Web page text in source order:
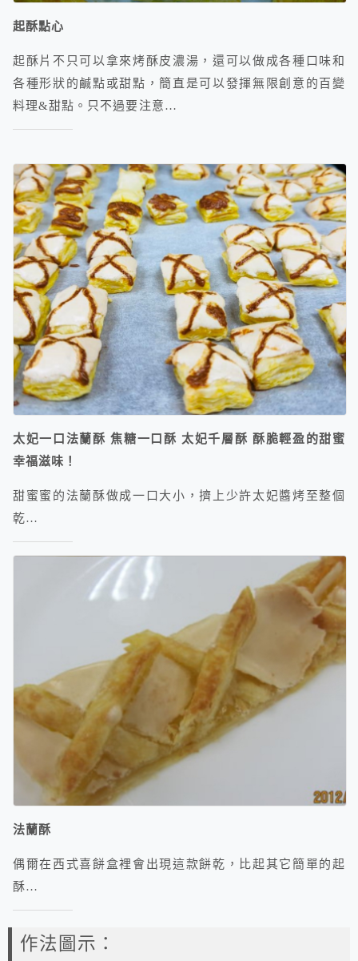
起酥點心
起酥片不只可以拿來烤酥皮濃湯，還可以做成各種口味和
各種形狀的鹹點或甜點，簡直是可以發揮無限創意的百變
料理&甜點。只不過要注意…
太妃一口法蘭酥 焦糖一口酥 太妃千層酥 酥脆輕盈的甜蜜
幸福滋味！
甜蜜蜜的法蘭酥做成一口大小，擠上少許太妃醬烤至整個
乾…
法蘭酥
偶爾在西式喜餅盒裡會出現這款餅乾，比起其它簡單的起
酥…
作法圖示：